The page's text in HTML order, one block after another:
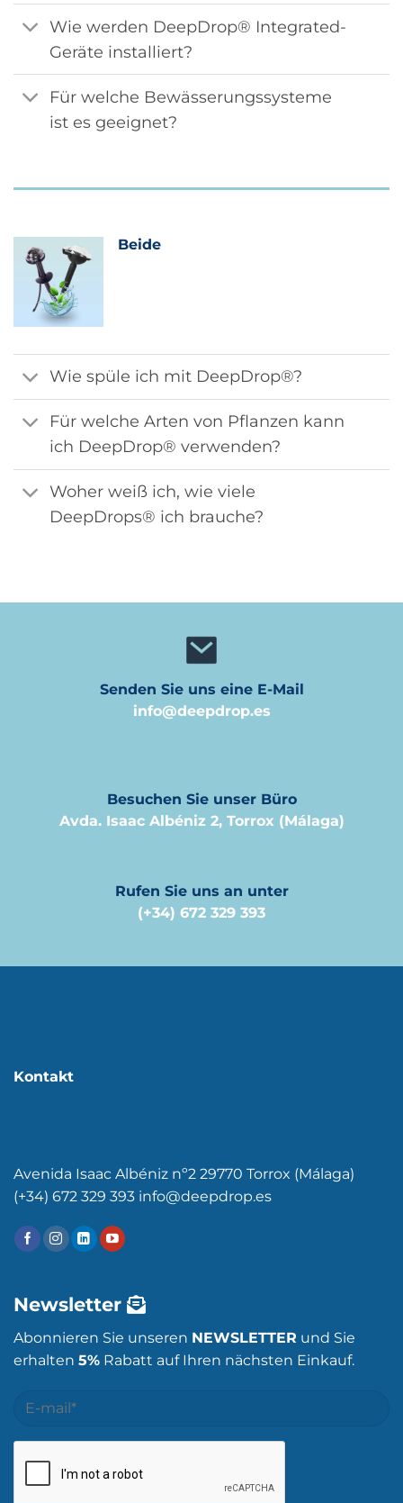
Wie werden DeepDrop® Integrated-
Geräte installiert?
Für welche Bewässerungssysteme
ist es geeignet?
Beide
Wie spüle ich mit DeepDrop®?
Für welche Arten von Pflanzen kann
ich DeepDrop® verwenden?
Woher weiß ich, wie viele
DeepDrops® ich brauche?
Senden Sie uns eine E-Mail
info@deepdrop.es
Besuchen Sie unser Büro
Avda. Isaac Albéniz 2, Torrox (Málaga)
Rufen Sie uns an unter
(+34) 672 329 393
Kontakt
Avenida Isaac Albéniz nº2 29770 Torrox (Málaga)
(+34) 672 329 393 info@deepdrop.es
Newsletter
Abonnieren Sie unseren NEWSLETTER und Sie
erhalten 5% Rabatt auf Ihren nächsten Einkauf.